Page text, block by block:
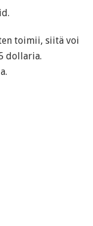
toimii, siitä voi
dollaria.